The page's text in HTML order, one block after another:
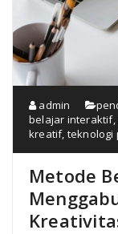
admin
belajar interaktif,
kreatif, teknologi
Metode